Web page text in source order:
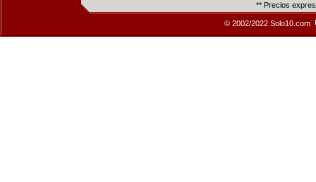
** Precios
© 2002/2022 Solo10.com